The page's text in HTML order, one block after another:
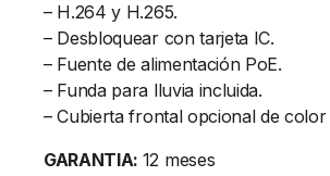
– H.264 y H.265.
– Desbloquear con tarjeta IC.
– Fuente de alimentación PoE.
– Funda para lluvia incluida.
– Cubierta frontal opcional de
GARANTIA: 12 meses